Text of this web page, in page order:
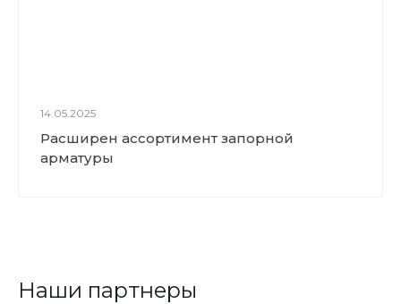
14.05.2025
Расширен ассортимент запорной
арматуры
Наши партнеры